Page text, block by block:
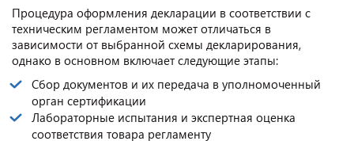
Процедура оформления декларации в соответствии с
техническим регламентом может отличаться в
зависимости от выбранной схемы декларирования,
однако в основном включает следующие этапы:
Сбор документов и их передача в уполномоченный
орган сертификации
Лабораторные испытания и экспертная оценка
соответствия товара регламенту